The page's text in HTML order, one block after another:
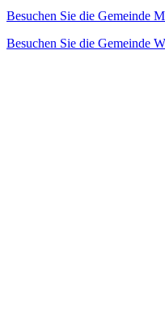
Besuchen Sie die Gemeinde
Besuchen Sie die Gemeinde